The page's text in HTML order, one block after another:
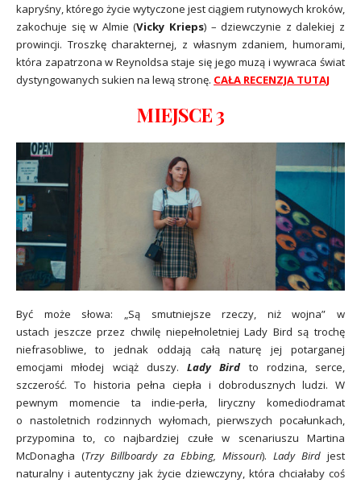
kapryśny, którego życie wytyczone jest ciągiem rutynowych kroków,
zakochuje się w Almie (Vicky Krieps) – dziewczynie z dalekiej z
prowincji. Troszkę charakternej, z własnym zdaniem, humorami,
która zapatrzona w Reynoldsa staje się jego muzą i wywraca świat
dystyngowanych sukien na lewą stronę. CAŁA RECENZJA TUTAJ
MIEJSCE 3
Być może słowa: „Są smutniejsze rzeczy, niż wojna” w
ustach jeszcze przez chwilę niepełnoletniej Lady Bird są trochę
niefrasobliwe, to jednak oddają całą naturę jej potarganej
emocjami młodej wciąż duszy. Lady Bird to rodzina, serce,
szczerość. To historia pełna ciepła i dobrodusznych ludzi. W
pewnym momencie ta indie-perła, liryczny komediodramat
o nastoletnich rodzinnych wyłomach, pierwszych pocałunkach,
przypomina to, co najbardziej czułe w scenariuszu Martina
McDonagha (Trzy Billboardy za Ebbing, Missouri). Lady Bird jest
naturalny i autentyczny jak życie dziewczyny, która chciałaby coś